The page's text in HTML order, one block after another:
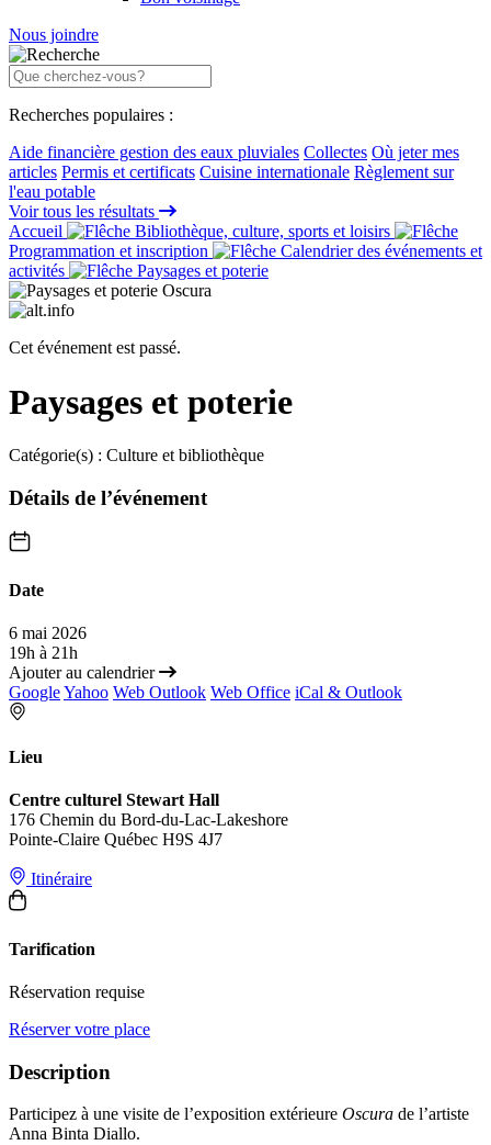
Nous joindre
Recherches populaires :
Aide financière gestion des eaux pluviales Collectes Où jeter mes
articles Permis et certificats Cuisine internationale Règlement sur
l'eau potable
Voir tous les résultats
Accueil
Bibliothèque, culture, sports et loisirs
Programmation et inscription
Calendrier des événements et
activités
Paysages et poterie
Cet événement est passé.
Paysages et poterie
Catégorie(s) : Culture et bibliothèque
Détails de l’événement
Date
6 mai 2026
19h à 21h
Ajouter au calendrier
GoogleYahoo Web Outlook Web Office iCal & Outlook
Lieu
Centre culturel Stewart Hall
176 Chemin du Bord-du-Lac-Lakeshore
Pointe-Claire Québec H9S 4J7
Itinéraire
Tarification
Réservation requise
Réserver votre place
Description
Participez à une visite de l’exposition extérieure Oscura de l’artiste
Anna Binta Diallo.